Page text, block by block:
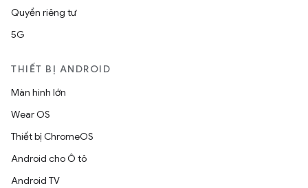
Quyền riêng tư
5G
THIẾT BỊ ANDROID
Màn hình lớn
Wear OS
Thiết bị ChromeOS
Android cho Ô tô
Android TV